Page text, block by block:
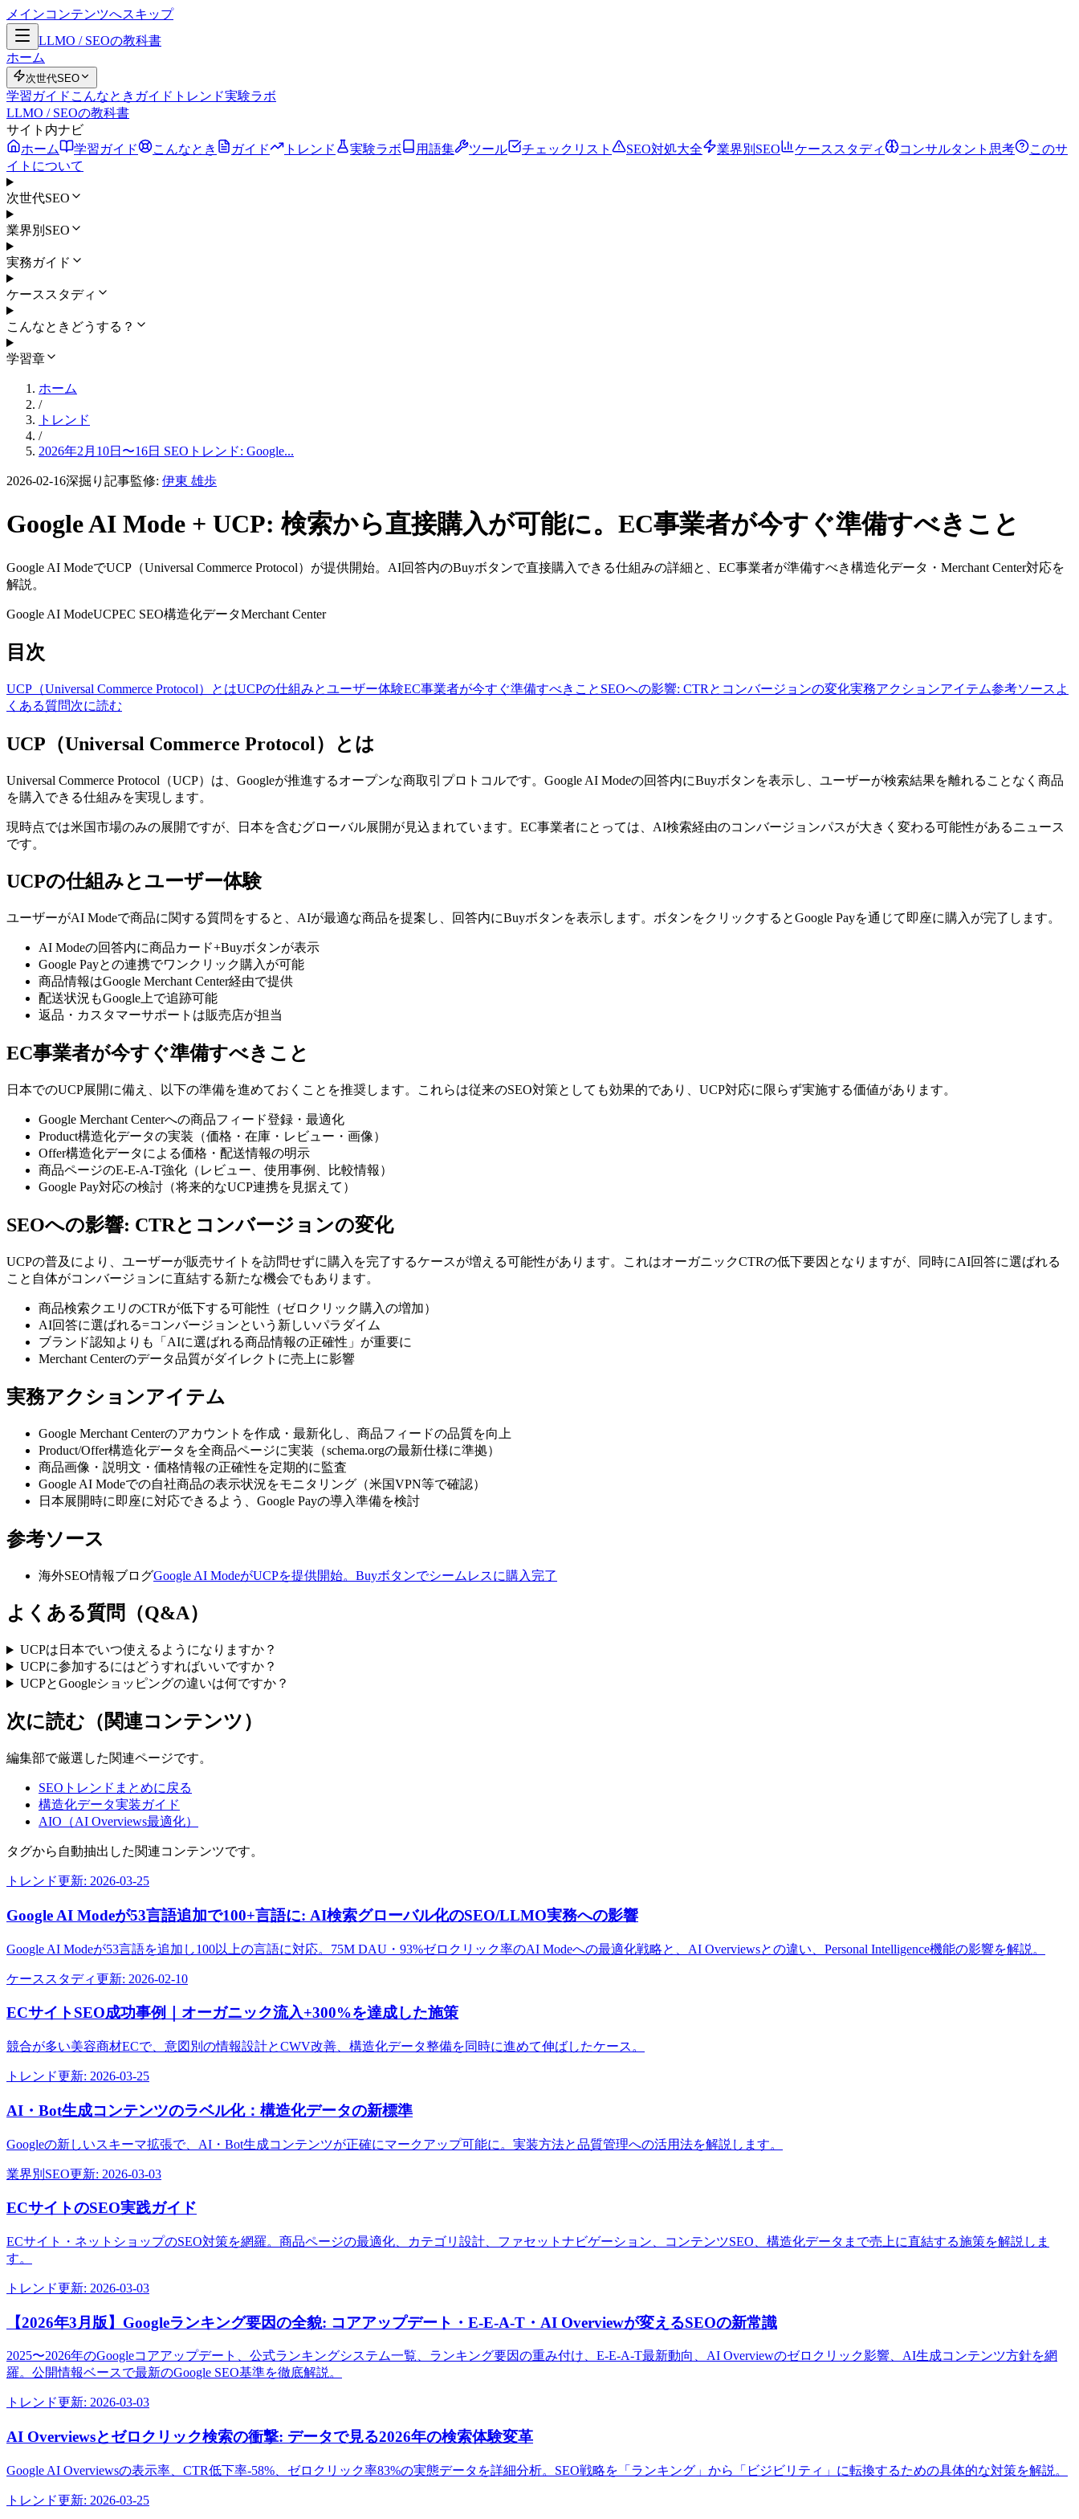
メインコンテンツへスキップ
LLMO / SEOの教科書
ホーム
次世代SEO
学習ガイド こんなとき ガイド トレンド実験ラボ
LLMO / SEOの教科書
サイト内ナビ
ホーム
学習ガイド こんなとき ガイド トレンド 実験ラボ 用語集 ツール チェックリスト SEO対処大全 業界別SEO ケーススタディ コンサルタント思考
このサ
イトについて
次世代SEO
業界別SEO
実務ガイド
ケーススタディ
こんなときどうする？
学習章
ホーム
/
トレンド
/
2026年2月10日〜16日 SEOトレンド: Google...
2026-02-16深掘り記事監修: 伊東 雄歩
Google AI Mode + UCP: 検索から直接購入が可能に。EC事業者が今すぐ準備すべきこと
Google AI ModeでUCP（Universal Commerce Protocol）が提供開始。AI回答内のBuyボタンで直接購入できる仕組みの詳細と、EC事業者が準備すべき構造化データ・Merchant Center対応を
解説。
Google AI ModeUCPEC SEO構造化データMerchant Center
目次
UCP（Universal Commerce Protocol）とはUCPの仕組みとユーザー体験EC事業者が今すぐ準備すべきこと SEOへの影響: CTRとコンバージョンの変化実務アクションアイテム参考ソース よ
くある質問次に読む
UCP（Universal Commerce Protocol）とは
Universal Commerce Protocol（UCP）は、Googleが推進するオープンな商取引プロトコルです。Google AI Modeの回答内にBuyボタンを表示し、ユーザーが検索結果を離れることなく商品
を購入できる仕組みを実現します。
現時点では米国市場のみの展開ですが、日本を含むグローバル展開が見込まれています。EC事業者にとっては、AI検索経由のコンバージョンパスが大きく変わる可能性があるニュース
です。
UCPの仕組みとユーザー体験
ユーザーがAI Modeで商品に関する質問をすると、AIが最適な商品を提案し、回答内にBuyボタンを表示します。ボタンをクリックするとGoogle Payを通じて即座に購入が完了します。
AI Modeの回答内に商品カード+Buyボタンが表示
Google Payとの連携でワンクリック購入が可能
商品情報はGoogle Merchant Center経由で提供
配送状況もGoogle上で追跡可能
返品・カスタマーサポートは販売店が担当
EC事業者が今すぐ準備すべきこと
日本でのUCP展開に備え、以下の準備を進めておくことを推奨します。これらは従来のSEO対策としても効果的であり、UCP対応に限らず実施する価値があります。
Google Merchant Centerへの商品フィード登録・最適化
Product構造化データの実装（価格・在庫・レビュー・画像）
Offer構造化データによる価格・配送情報の明示
商品ページのE-E-A-T強化（レビュー、使用事例、比較情報）
Google Pay対応の検討（将来的なUCP連携を見据えて）
SEOへの影響: CTRとコンバージョンの変化
UCPの普及により、ユーザーが販売サイトを訪問せずに購入を完了するケースが増える可能性があります。これはオーガニックCTRの低下要因となりますが、同時にAI回答に選ばれる
こと自体がコンバージョンに直結する新たな機会でもあります。
商品検索クエリのCTRが低下する可能性（ゼロクリック購入の増加）
AI回答に選ばれる=コンバージョンという新しいパラダイム
ブランド認知よりも「AIに選ばれる商品情報の正確性」が重要に
Merchant Centerのデータ品質がダイレクトに売上に影響
実務アクションアイテム
Google Merchant Centerのアカウントを作成・最新化し、商品フィードの品質を向上
Product/Offer構造化データを全商品ページに実装（schema.orgの最新仕様に準拠）
商品画像・説明文・価格情報の正確性を定期的に監査
Google AI Modeでの自社商品の表示状況をモニタリング（米国VPN等で確認）
日本展開時に即座に対応できるよう、Google Payの導入準備を検討
参考ソース
海外SEO情報ブログGoogle AI ModeがUCPを提供開始。Buyボタンでシームレスに購入完了
よくある質問（Q&A）
UCPは日本でいつ使えるようになりますか？
UCPに参加するにはどうすればいいですか？
UCPとGoogleショッピングの違いは何ですか？
次に読む（関連コンテンツ）
編集部で厳選した関連ページです。
SEOトレンドまとめに戻る
構造化データ実装ガイド
AIO（AI Overviews最適化）
タグから自動抽出した関連コンテンツです。
トレンド更新: 2026-03-25
Google AI Modeが53言語追加で100+言語に: AI検索グローバル化のSEO/LLMO実務への影響
Google AI Modeが53言語を追加し100以上の言語に対応。75M DAU・93%ゼロクリック率のAI Modeへの最適化戦略と、AI Overviewsとの違い、Personal Intelligence機能の影響を解説。
ケーススタディ更新: 2026-02-10
ECサイトSEO成功事例｜オーガニック流入+300%を達成した施策
競合が多い美容商材ECで、意図別の情報設計とCWV改善、構造化データ整備を同時に進めて伸ばしたケース。
トレンド更新: 2026-03-25
AI・Bot生成コンテンツのラベル化：構造化データの新標準
Googleの新しいスキーマ拡張で、AI・Bot生成コンテンツが正確にマークアップ可能に。実装方法と品質管理への活用法を解説します。
業界別SEO更新: 2026-03-03
ECサイトのSEO実践ガイド
ECサイト・ネットショップのSEO対策を網羅。商品ページの最適化、カテゴリ設計、ファセットナビゲーション、コンテンツSEO、構造化データまで売上に直結する施策を解説しま
す。
トレンド更新: 2026-03-03
【2026年3月版】Googleランキング要因の全貌: コアアップデート・E-E-A-T・AI Overviewが変えるSEOの新常識
2025〜2026年のGoogleコアアップデート、公式ランキングシステム一覧、ランキング要因の重み付け、E-E-A-T最新動向、AI Overviewのゼロクリック影響、AI生成コンテンツ方針を網
羅。公開情報ベースで最新のGoogle SEO基準を徹底解説。
トレンド更新: 2026-03-03
AI Overviewsとゼロクリック検索の衝撃: データで見る2026年の検索体験変革
Google AI Overviewsの表示率、CTR低下率-58%、ゼロクリック率83%の実態データを詳細分析。SEO戦略を「ランキング」から「ビジビリティ」に転換するための具体的な対策を解説。
トレンド更新: 2026-03-25